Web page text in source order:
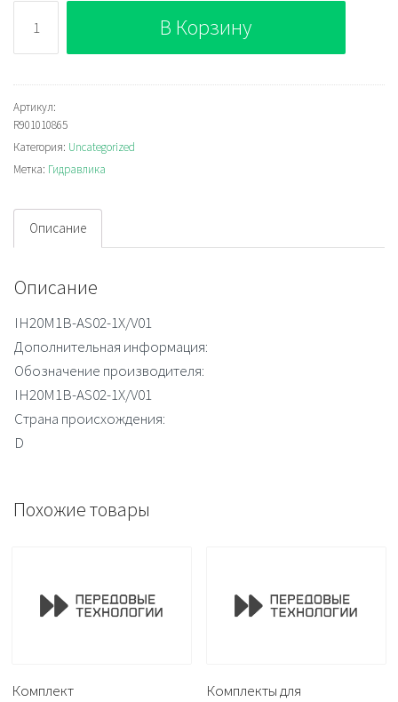
Bosch
Rexroth
IH20M1B-
AS02-
1X/V01
В Корзину
Артикул:
R901010865
Категория: Uncategorized
Метка: Гидравлика
Описание
Описание
IH20M1B-AS02-1X/V01
Дополнительная информация:
Обозначение производителя:
IH20M1B-AS02-1X/V01
Страна происхождения:
D
Похожие товары
Комплект
Комплекты для